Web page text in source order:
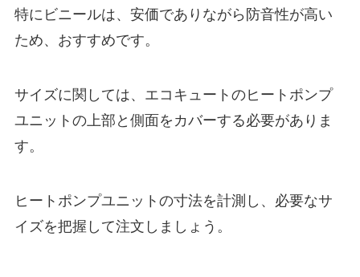
特にビニールは、安価でありながら防音性が高い
ため、おすすめです。
サイズに関しては、エコキュートのヒートポンプ
ユニットの上部と側面をカバーする必要がありま
す。
ヒートポンプユニットの寸法を計測し、必要なサ
イズを把握して注文しましょう。